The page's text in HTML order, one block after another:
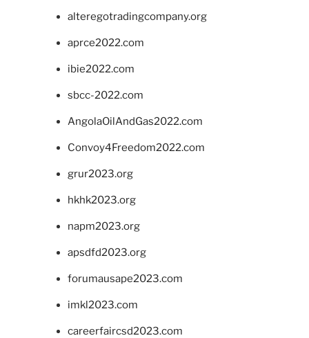
alteregotradingcompany.org
aprce2022.com
ibie2022.com
sbcc-2022.com
AngolaOilAndGas2022.com
Convoy4Freedom2022.com
grur2023.org
hkhk2023.org
napm2023.org
apsdfd2023.org
forumausape2023.com
imkl2023.com
careerfaircsd2023.com